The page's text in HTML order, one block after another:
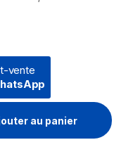
vente
d'origine
au panier